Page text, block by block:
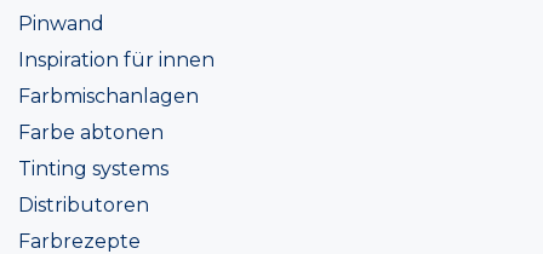
Pinwand
Inspiration für innen
Farbmischanlagen
Farbe abtonen
Tinting systems
Distributoren
Farbrezepte